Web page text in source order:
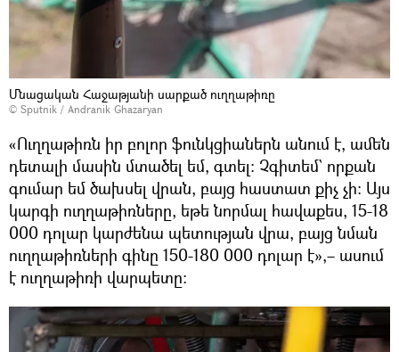
Մնացական Հաջաթյանի սարքած ուղղաթիռը
© Sputnik / Andranik Ghazaryan
«Ուղղաթիռն իր բոլոր ֆունկցիաներն անում է, ամեն
դետալի մասին մտածել եմ, գտել։ Չգիտեմ` որքան
գումար եմ ծախսել վրան, բայց հաստատ քիչ չի։ Այս
կարգի ուղղաթիռները, եթե նորմալ հավաքես, 15-18
000 դոլար կարժենա պետության վրա, բայց նման
ուղղաթիռների գինը 150-180 000 դոլար է»,– ասում
է ուղղաթիռի վարպետը։